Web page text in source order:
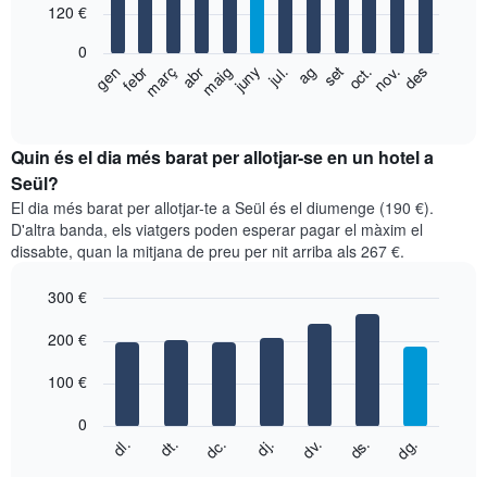
12
el
preu
mitjà
d'una
habitació
per
El
té
eix
genfebrmarçabrmaigjuny jul. ag setoct.nov.des
0
120 €
Quin és el dia més barat per allotjar-se en un hotel a
Seül?
El dia més barat per allotjar-te a Seül és el diumenge (190 €).
D'altra banda, els viatgers poden esperar pagar el màxim el
dissabte, quan la mitjana de preu per nit arriba als 267 €.
chart
bars.
graphic.
dl. dt. dc. dj. dv. ds. dg.
0
100 €
200 €
300 €